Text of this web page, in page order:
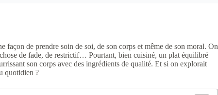
façon de prendre soin de soi, de son corps et même de son moral. On
de fade, de restrictif… Pourtant, bien cuisiné, un plat équilibré
son corps avec des ingrédients de qualité. Et si on explorait
quotidien ?